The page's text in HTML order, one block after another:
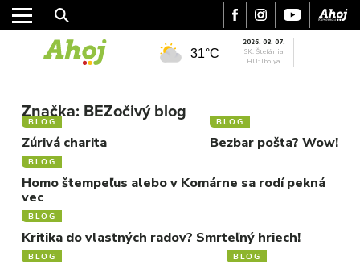
REGIÓN
FOTKY
31°C
2026. 08. 07.
SK: Štefánia
HU: Ibolya
Značka: BEZočivý blog
BLOG
Zúrivá charita
BLOG
Bezbar pošta? Wow!
BLOG
Homo štempeľus alebo v Komárne sa rodí pekná
vec
BLOG
Kritika do vlastných radov? Smrteľný hriech!
BLOG BLOG